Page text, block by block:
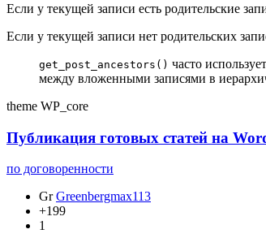
Если у текущей записи есть родительские
Если у текущей записи нет родительских
get_post_ancestors() часто
между вложенными записями в
theme WP_core
Публикация готовых статей на
по договоренности
Gr Greenbergmax113
+199
1